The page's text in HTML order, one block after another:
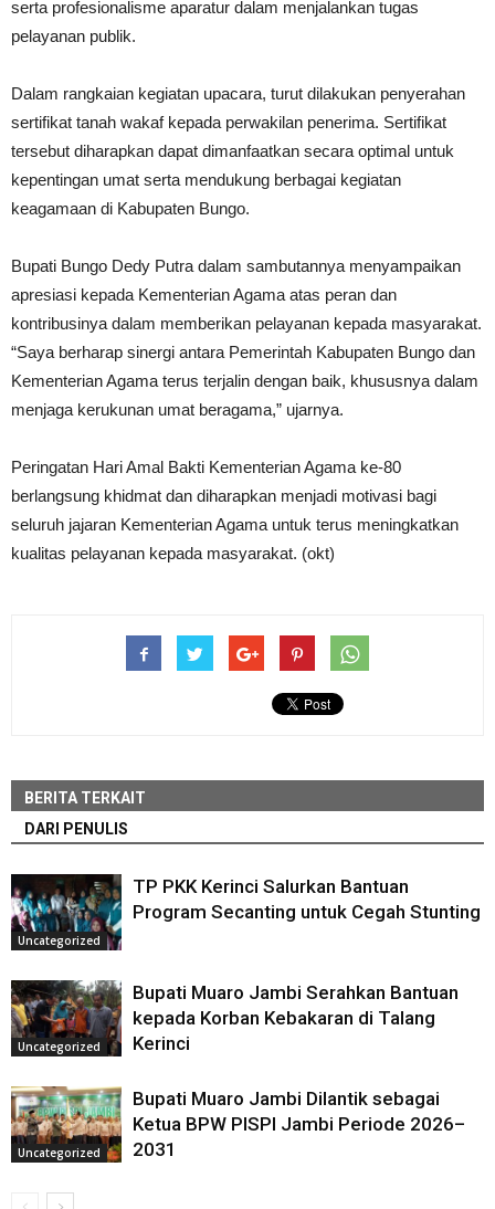
serta profesionalisme aparatur dalam menjalankan tugas
pelayanan publik.
Dalam rangkaian kegiatan upacara, turut dilakukan penyerahan
sertifikat tanah wakaf kepada perwakilan penerima. Sertifikat
tersebut diharapkan dapat dimanfaatkan secara optimal untuk
kepentingan umat serta mendukung berbagai kegiatan
keagamaan di Kabupaten Bungo.
Bupati Bungo Dedy Putra dalam sambutannya menyampaikan
apresiasi kepada Kementerian Agama atas peran dan
kontribusinya dalam memberikan pelayanan kepada masyarakat.
“Saya berharap sinergi antara Pemerintah Kabupaten Bungo dan
Kementerian Agama terus terjalin dengan baik, khususnya dalam
menjaga kerukunan umat beragama,” ujarnya.
Peringatan Hari Amal Bakti Kementerian Agama ke-80
berlangsung khidmat dan diharapkan menjadi motivasi bagi
seluruh jajaran Kementerian Agama untuk terus meningkatkan
kualitas pelayanan kepada masyarakat. (okt)
BERITA TERKAIT
DARI PENULIS
Uncategorized
TP PKK Kerinci Salurkan Bantuan
Program Secanting untuk Cegah Stunting
Uncategorized
Bupati Muaro Jambi Serahkan Bantuan
kepada Korban Kebakaran di Talang
Kerinci
Uncategorized
Bupati Muaro Jambi Dilantik sebagai
Ketua BPW PISPI Jambi Periode 2026–
2031